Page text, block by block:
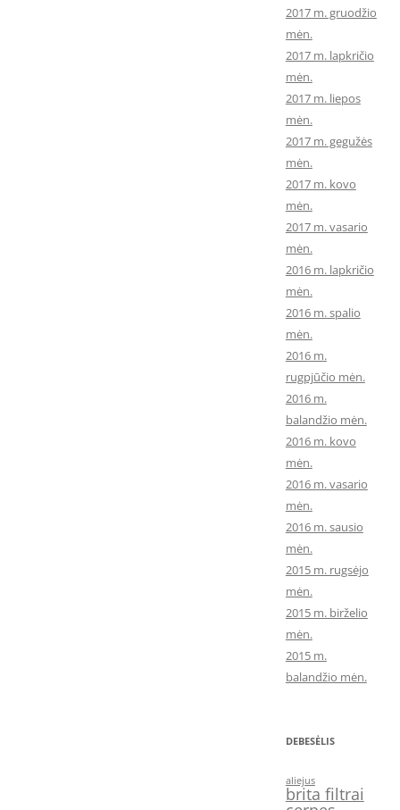
2017 m. gruodžio
mėn.
2017 m. lapkričio
mėn.
2017 m. liepos
mėn.
2017 m. gegužės
mėn.
2017 m. kovo
mėn.
2017 m. vasario
mėn.
2016 m. lapkričio
mėn.
2016 m. spalio
mėn.
2016 m.
rugpjūčio mėn.
2016 m.
balandžio mėn.
2016 m. kovo
mėn.
2016 m. vasario
mėn.
2016 m. sausio
mėn.
2015 m. rugsėjo
mėn.
2015 m. birželio
mėn.
2015 m.
balandžio mėn.
DEBESĖLIS
aliejus
brita filtrai